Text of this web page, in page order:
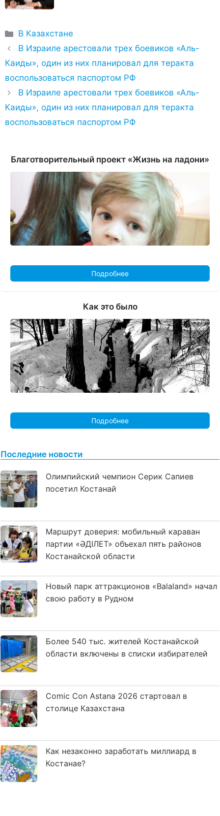
Рубрики
В Казахстане
В Израиле арестовали трех боевиков «Аль-
Каиды», один из них планировал для теракта
воспользоваться паспортом РФ
В Израиле арестовали трех боевиков «Аль-
Каиды», один из них планировал для теракта
воспользоваться паспортом РФ
Благотворительный проект «Жизнь на ладони»
Подробнее
Как это было
Подробнее
Последние новости
Олимпийский чемпион Серик Сапиев
посетил Костанай
Маршрут доверия: мобильный караван
партии «ӘДІЛЕТ» объехал пять районов
Костанайской области
Новый парк аттракционов «Balaland» начал
свою работу в Рудном
Более 540 тыс. жителей Костанайской
области включены в списки избирателей
Comic Con Astana 2026 стартовал в
столице Казахстана
Как незаконно заработать миллиард в
Костанае?